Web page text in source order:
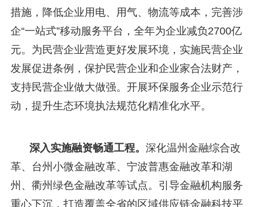
措施，降低企业用电、用气、物流等成本，完善涉
企“一站式”移动服务平台，全年为企业减负2700亿
元。为民营企业营造更好发展环境，实施民营企业
发展促进条例，保护民营企业和企业家合法财产，
支持民营企业做大做强。开展环保服务企业示范行
动，提升生态环境执法规范化精准化水平。
深入实施融资畅通工程。 深化温州金融综合改
革、台州小微金融改革、宁波普惠金融改革和湖
州、衢州绿色金融改革等试点。引导金融机构服务
重心下沉，打造覆盖全省的区域供应链金融科技平